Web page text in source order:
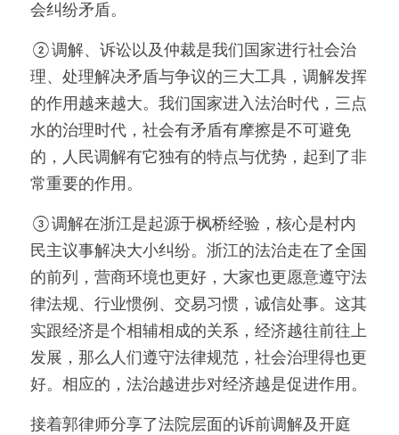
会纠纷矛盾。
②调解、诉讼以及仲裁是我们国家进行社会治
理、处理解决矛盾与争议的三大工具，调解发挥
的作用越来越大。我们国家进入法治时代，三点
水的治理时代，社会有矛盾有摩擦是不可避免
的，人民调解有它独有的特点与优势，起到了非
常重要的作用。
③调解在浙江是起源于枫桥经验，核心是村内
民主议事解决大小纠纷。浙江的法治走在了全国
的前列，营商环境也更好，大家也更愿意遵守法
律法规、行业惯例、交易习惯，诚信处事。这其
实跟经济是个相辅相成的关系，经济越往前往上
发展，那么人们遵守法律规范，社会治理得也更
好。相应的，法治越进步对经济越是促进作用。
接着郭律师分享了法院层面的诉前调解及开庭